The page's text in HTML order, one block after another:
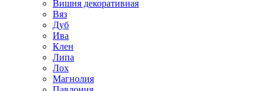
Вишня декоративная
Вяз
Дуб
Ива
Клен
Липа
Лох
Магнолия